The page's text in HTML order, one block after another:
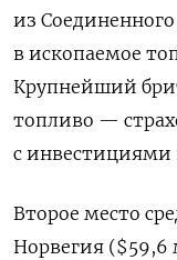
из
в ископаемое
Крупнейший
топливо —
с инвестициями
Второе место
Норвегия ($59,6